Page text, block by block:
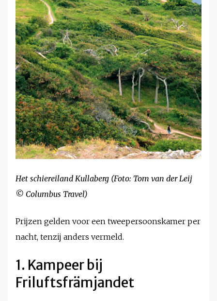
Het schiereiland Kullaberg (Foto: Tom van der Leij
© Columbus Travel)
Prijzen gelden voor een tweepersoonskamer per
nacht, tenzij anders vermeld.
1. Kampeer bij
Friluftsfrämjandet